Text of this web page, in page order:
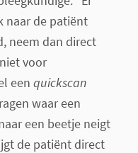
naar de patiënt
neem dan direct
voor
een quickscan
waar een
een beetje neigt
de patiënt direct